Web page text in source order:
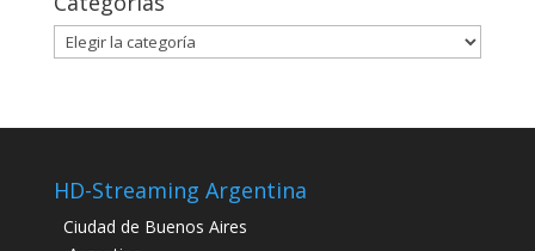
Categorías
HD-Streaming Argentina
Ciudad de Buenos Aires